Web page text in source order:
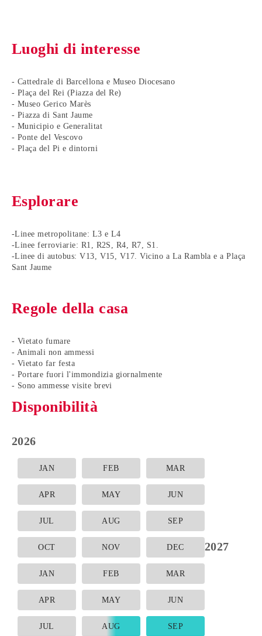
Luoghi di interesse
- Cattedrale di Barcellona e Museo Diocesano
- Plaça del Rei (Piazza del Re)
- Museo Gerico Marès
- Piazza di Sant Jaume
- Municipio e Generalitat
- Ponte del Vescovo
- Plaça del Pi e dintorni
Esplorare
-Linee metropolitane: L3 e L4
-Linee ferroviarie: R1, R2S, R4, R7, S1.
-Linee di autobus: V13, V15, V17. Vicino a La Rambla e a Plaça
Sant Jaume
Regole della casa
- Vietato fumare
- Animali non ammessi
- Vietato far festa
- Portare fuori l'immondizia giornalmente
- Sono ammesse visite brevi
Disponibilità
2026
JAN FEB MAR
APR MAY JUN
JUL AUG SEP
OCT NOV DEC 2027
JAN FEB MAR
APR MAY JUN
JUL AUG SEP